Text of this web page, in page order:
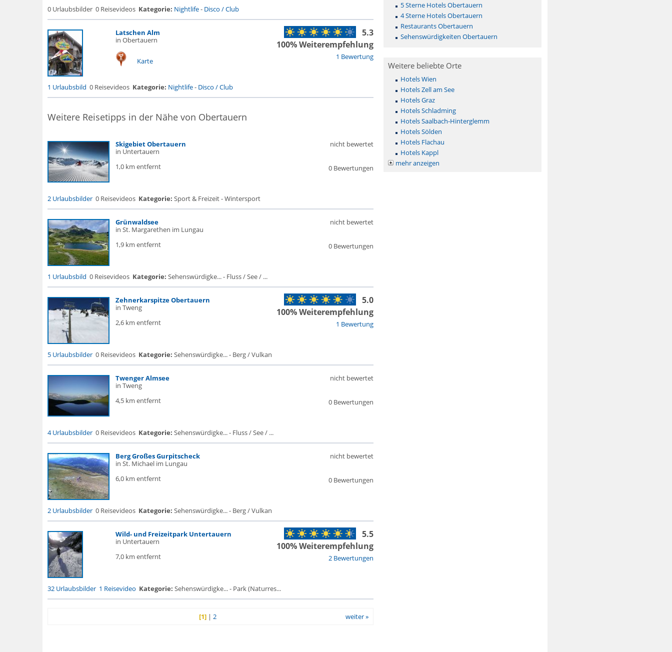
0 Urlaubsbilder 0 Reisevideos Kategorie: Nightlife- Disco / Club
Latschen Alm
in Obertauern
Karte 1 Bewertung
5.3
100% Weiterempfehlung
1 Urlaubsbild 0 Reisevideos Kategorie: Nightlife- Disco / Club
Weitere Reisetipps in der Nähe von Obertauern
Skigebiet Obertauern
in Untertauern
1,0 km entfernt
0 Bewertungen
nicht bewertet
2 Urlaubsbilder 0 Reisevideos Kategorie: Sport & Freizeit - Wintersport
Grünwaldsee
in St. Margarethen im Lungau
1,9 km entfernt
0 Bewertungen
nicht bewertet
1 Urlaubsbild 0 Reisevideos Kategorie: Sehenswürdigke... - Fluss / See / ...
Zehnerkarspitze Obertauern
in Tweng
2,6 km entfernt
1 Bewertung
5.0
100% Weiterempfehlung
5 Urlaubsbilder 0 Reisevideos Kategorie: Sehenswürdigke... - Berg / Vulkan
Twenger Almsee
in Tweng
4,5 km entfernt
0 Bewertungen
nicht bewertet
4 Urlaubsbilder 0 Reisevideos Kategorie: Sehenswürdigke... - Fluss / See / ...
Berg Großes Gurpitscheck
in St. Michael im Lungau
6,0 km entfernt
0 Bewertungen
nicht bewertet
2 Urlaubsbilder 0 Reisevideos Kategorie: Sehenswürdigke... - Berg / Vulkan
Wild- und Freizeitpark Untertauern
in Untertauern
7,0 km entfernt
2 Bewertungen
5.5
100% Weiterempfehlung
32 Urlaubsbilder 1 Reisevideo Kategorie: Sehenswürdigke... - Park (Naturres...
[1]| 2 weiter »
5 Sterne Hotels Obertauern
4 Sterne Hotels Obertauern
Restaurants Obertauern
Sehenswürdigkeiten Obertauern
Weitere beliebte Orte
Hotels Wien
Hotels Zell am See
Hotels Graz
Hotels Schladming
Hotels Saalbach-Hinterglemm
Hotels Sölden
Hotels Flachau
Hotels Kappl
mehr anzeigen